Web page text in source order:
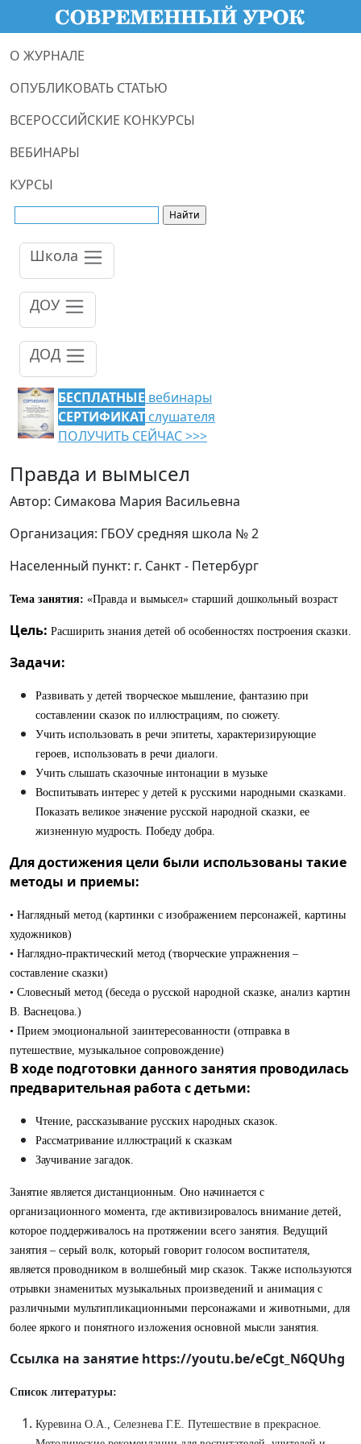
О ЖУРНАЛЕ
ОПУБЛИКОВАТЬ СТАТЬЮ
ВСЕРОССИЙСКИЕ КОНКУРСЫ
ВЕБИНАРЫ
КУРСЫ
Школа
ДОУ
ДОД
БЕСПЛАТНЫЕ вебинары
СЕРТИФИКАТ слушателя
ПОЛУЧИТЬ СЕЙЧАС >>>
Правда и вымысел
Автор: Симакова Мария Васильевна
Организация: ГБОУ средняя школа № 2
Населенный пункт: г. Санкт - Петербург
Тема занятия: «Правда и вымысел» старший дошкольный возраст
Цель: Расширить знания детей об особенностях построения сказки.
Задачи:
Развивать у детей творческое мышление, фантазию при
составлении сказок по иллюстрациям, по сюжету.
Учить использовать в речи эпитеты, характеризирующие
героев, использовать в речи диалоги.
Учить слышать сказочные интонации в музыке
Воспитывать интерес у детей к русскими народными сказками.
Показать великое значение русской народной сказки, ее
жизненную мудрость. Победу добра.
Для достижения цели были использованы такие
методы и приемы:
• Наглядный метод (картинки с изображением персонажей, картины
художников)
• Наглядно-практический метод (творческие упражнения –
составление сказки)
• Словесный метод (беседа о русской народной сказке, анализ картин
В. Васнецова.)
• Прием эмоциональной заинтересованности (отправка в
путешествие, музыкальное сопровождение)
В ходе подготовки данного занятия проводилась
предварительная работа с детьми:
Чтение, рассказывание русских народных сказок.
Рассматривание иллюстраций к сказкам
Заучивание загадок.
Занятие является дистанционным. Оно начинается с
организационного момента, где активизировалось внимание детей,
которое поддерживалось на протяжении всего занятия. Ведущий
занятия – серый волк, который говорит голосом воспитателя,
является проводником в волшебный мир сказок. Также используются
отрывки знаменитых музыкальных произведений и анимация с
различными мультипликационными персонажами и животными, для
более яркого и понятного изложения основной мысли занятия.
Ссылка на занятие https://youtu.be/eCgt_N6QUhg
Список литературы:
Куревина О.А., Селезнева Г.Е. Путешествие в прекрасное.